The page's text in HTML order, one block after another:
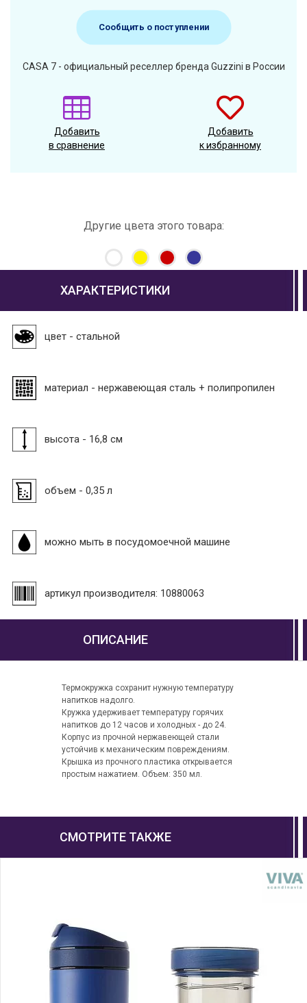
Сообщить о поступлении
CASA 7 - официальный реселлер бренда Guzzini в России
Добавить
в сравнение
Добавить
к избранному
Другие цвета этого товара:
ХАРАКТЕРИСТИКИ
цвет - стальной
материал - нержавеющая сталь + полипропилен
высота - 16,8 см
объем - 0,35 л
можно мыть в посудомоечной машине
артикул производителя: 10880063
ОПИСАНИЕ
Термокружка сохранит нужную температуру
напитков надолго.
Кружка удерживает температуру горячих
напитков до 12 часов и холодных - до 24.
Корпус из прочной нержавеющей стали
устойчив к механическим повреждениям.
Крышка из прочного пластика открывается
простым нажатием. Объем: 350 мл.
СМОТРИТЕ ТАКЖЕ